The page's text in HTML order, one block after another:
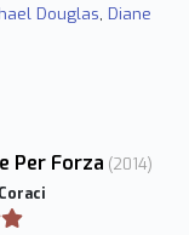
Douglas, Diane
Per Forza (2014)